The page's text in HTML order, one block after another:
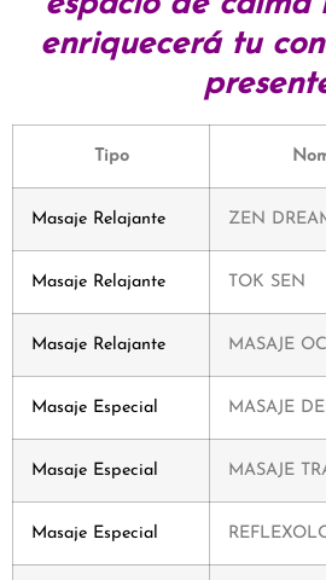
enriquecerá tu
Tipo
Masaje Relajante ZEN
Masaje Relajante TOK SEN
Masaje Relajante MASAJE
Masaje Especial MASAJE
Masaje Especial MASAJE
Masaje Especial